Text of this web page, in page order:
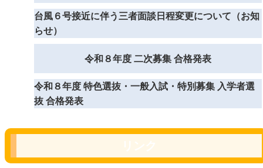
台風６号接近に伴う三者面談日程変更について（お知
らせ）
令和８年度 二次募集 合格発表
令和８年度 特色選抜・一般入試・特別募集 入学者選
抜 合格発表